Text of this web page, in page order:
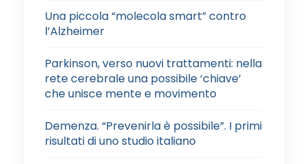
Una piccola “molecola smart” contro
l’Alzheimer
Parkinson, verso nuovi trattamenti: nella
rete cerebrale una possibile ‘chiave’
che unisce mente e movimento
Demenza. “Prevenirla è possibile”. I primi
risultati di uno studio italiano